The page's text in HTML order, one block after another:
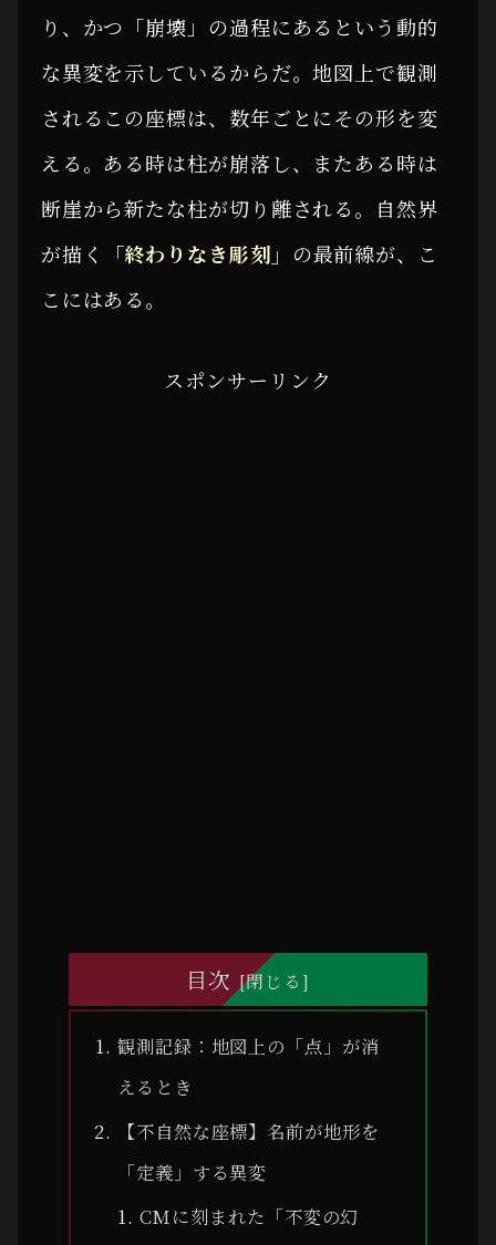
り、かつ「崩壊」の過程にあるという動的
な異変を示しているからだ。地図上で観測
されるこの座標は、数年ごとにその形を変
える。ある時は柱が崩落し、またある時は
断崖から新たな柱が切り離される。自然界
が描く
「終わりなき彫刻」 の最前線が、こ
こにはある。
スポンサーリンク
目次
観測記録：地図上の「点」が消
えるとき
【不自然な座標】名前が地形を
「定義」する異変
CMに刻まれた「不変の幻